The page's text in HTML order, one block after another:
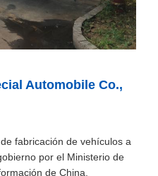
Automobile Co.,
fabricación de vehículos a
por el Ministerio de
de China.